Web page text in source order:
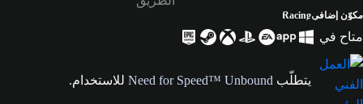
مكوّن إضافيRacing
متاح في
يتطلّب Need for Speed™ Unbound للاستخدام.